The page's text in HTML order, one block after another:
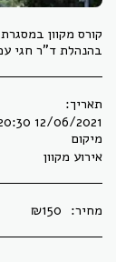
קורס מקוון
בהנהלת ד"ר חגי
תאריך:
12/06/2021 20:30
מיקום
אירוע מקוון
מחיר: ₪150